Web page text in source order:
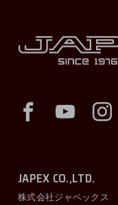
JAPEX CO.,LTD.
株式会社ジャペックス